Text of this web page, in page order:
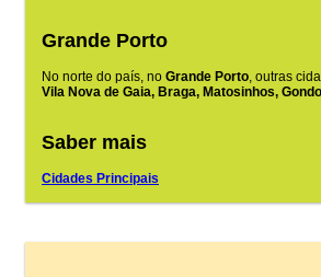
Grande Porto
No norte do país, no Grande Porto, outras
Vila Nova de Gaia, Braga, Matosinhos,
Saber mais
Cidades Principais